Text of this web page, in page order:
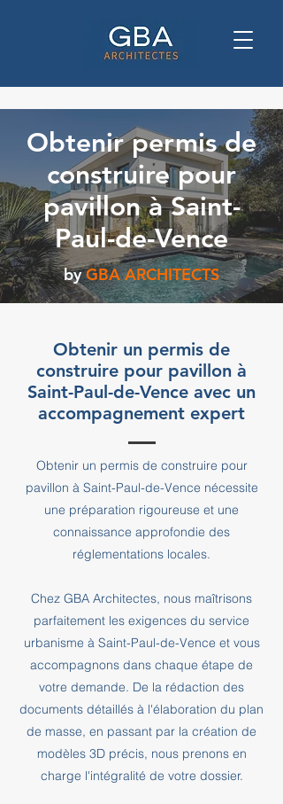
Obtenir permis de
construire pour
pavillon à Saint-
Paul-de-Vence
by GBA ARCHITECTS
Obtenir un permis de
construire pour pavillon à
Saint-Paul-de-Vence avec un
accompagnement expert
Obtenir un permis de construire pour
pavillon à Saint-Paul-de-Vence nécessite
une préparation rigoureuse et une
connaissance approfondie des
réglementations locales.
Chez GBA Architectes, nous maîtrisons
parfaitement les exigences du service
urbanisme à Saint-Paul-de-Vence et vous
accompagnons dans chaque étape de
votre demande. De la rédaction des
documents détaillés à l'élaboration du plan
de masse, en passant par la création de
modèles 3D précis, nous prenons en
charge l'intégralité de votre dossier.